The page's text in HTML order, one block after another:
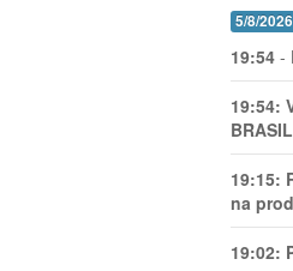
5/8/2026
19:54 -
19:54:
19:15:
na
19:02: